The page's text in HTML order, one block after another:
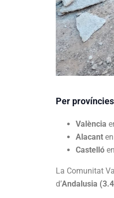
Per
València
Alacant
Castelló
La Comunitat
d’Andalusia